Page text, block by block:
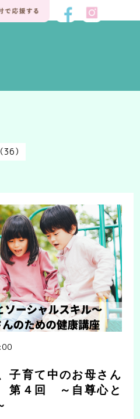
）
子育て中のお母さん
第４回 ～自尊心と